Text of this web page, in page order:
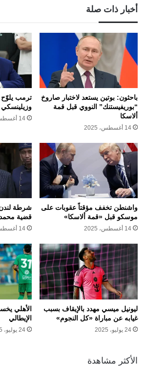
أخبار ذات صلة
باحثون: بوتين يستعد لاختبار صاروخ
“بوريفيستنك” النووي قبل قمة
ألاسكا
14 أغسطس، 2025
ترمب يلوّح
وزيلينسكي
14 أغسطس، 2025
واشنطن تخفف مؤقتاً عقوبات على
موسكو قبل «قمة ألاسكا»
14 أغسطس، 2025
قضية محمد
14 أغسطس، 2025
ليونيل ميسي مهدد بالإيقاف بسبب
غيابه عن مباراة «كل النجوم»
24 يوليو، 2025
الأهلي
الإيطالي
24 يوليو، 2025
الأكثر مشاهدة